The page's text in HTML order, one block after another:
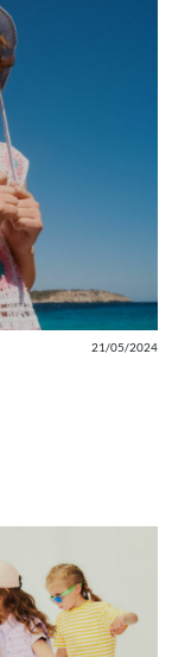
21/05/2024